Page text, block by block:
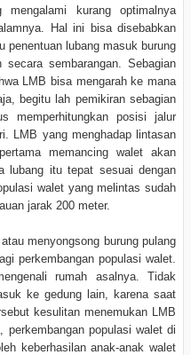
kurang optimalnya
Hal ini bisa disebabkan
penentuan lubang masuk burung
sembarangan. Sebagian
LMB bisa mengarah ke mana
begitu lah pemikiran sebagian
memperhitungkan posisi jalur
LMB yang menghadap lintasan
memancing walet akan
lubang itu tepat sesuai dengan
walet yang melintas sudah
jarak 200 meter.
menyongsong burung pulang
perkembangan populasi walet.
rumah asalnya. Tidak
ke gedung lain, karena saat
kesulitan menemukan LMB
perkembangan populasi walet di
keberhasilan anak-anak walet